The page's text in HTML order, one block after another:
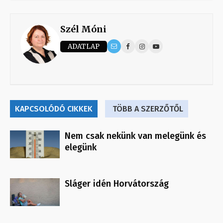
Szél Móni
ADATLAP
KAPCSOLÓDÓ CIKKEK TÖBB A SZERZŐTŐL
Nem csak nekünk van melegünk és
elegünk
Sláger idén Horvátország